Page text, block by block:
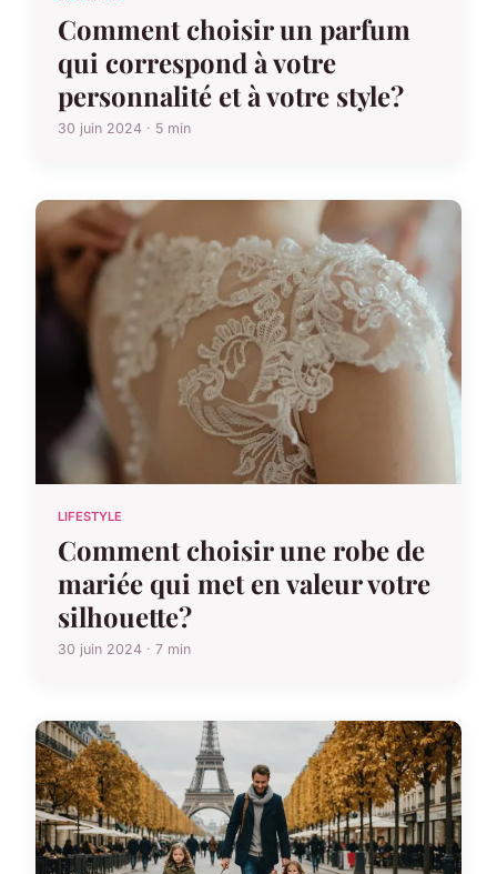
Comment choisir un parfum
qui correspond à votre
personnalité et à votre style?
30 juin 2024 · 5 min
LIFESTYLE
Comment choisir une robe de
mariée qui met en valeur votre
silhouette?
30 juin 2024 · 7 min